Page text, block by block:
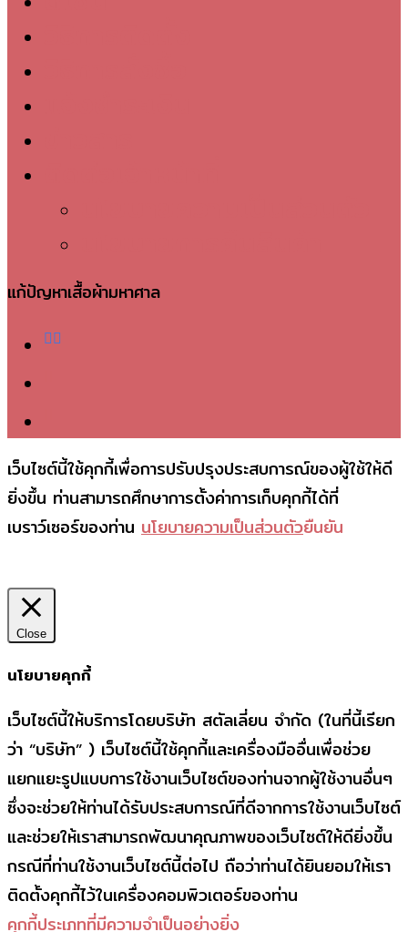
แก้ปัญหาเสื้อผ้ามหาศาล
facebook
เว็บไซต์นี้ใช้คุกกี้เพื่อการปรับปรุงประสบการณ์ของผู้ใช้ให้ดี
ยิ่งขึ้น ท่านสามารถศึกษาการตั้งค่าการเก็บคุกกี้ได้ที่
เบราว์เซอร์ของท่าน นโยบายความเป็นส่วนตัวยืนยัน
Close
นโยบายคุกกี้
เว็บไซต์นี้ให้บริการโดยบริษัท สตัลเลี่ยน จำกัด (ในที่นี้เรียก
ว่า “บริษัท” ) เว็บไซต์นี้ใช้คุกกี้และเครื่องมืออื่นเพื่อช่วย
แยกแยะรูปแบบการใช้งานเว็บไซต์ของท่านจากผู้ใช้งานอื่นๆ
ซึ่งจะช่วยให้ท่านได้รับประสบการณ์ที่ดีจากการใช้งานเว็บไซต์
และช่วยให้เราสามารถพัฒนาคุณภาพของเว็บไซต์ให้ดียิ่งขึ้น
กรณีที่ท่านใช้งานเว็บไซต์นี้ต่อไป ถือว่าท่านได้ยินยอมให้เรา
ติดตั้งคุกกี้ไว้ในเครื่องคอมพิวเตอร์ของท่าน
คุกกี้ประเภทที่มีความจำเป็นอย่างยิ่ง